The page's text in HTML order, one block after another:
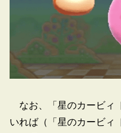
なお、「星のカービィ
いれば（「星のカービィ